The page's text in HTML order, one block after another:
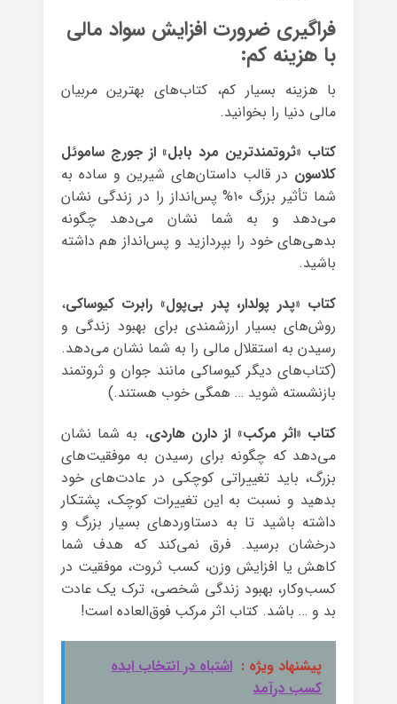
فراگیری ضرورت افزایش سواد مالی
با هزینه کم:
با هزینه بسیار کم، کتاب‌های بهترین مربیان
مالی دنیا را بخوانید.
کتاب «ثروتمندترین مرد بابل» از جورج ساموئل
کلاسون در قالب داستان‌های شیرین و ساده به
شما تأثیر بزرگ ۱۰% پس‌انداز را در زندگی نشان
می‌دهد و به شما نشان می‌دهد چگونه
بدهی‌های خود را بپردازید و پس‌انداز هم داشته
باشید.
کتاب «پدر پولدار، پدر بی‌پول» رابرت کیوساکی،
روش‌های بسیار ارزشمندی برای بهبود زندگی و
رسیدن به استقلال مالی را به شما نشان می‌دهد.
(کتاب‌های دیگر کیوساکی مانند جوان و ثروتمند
بازنشسته شوید … همگی خوب هستند.)
کتاب «اثر مرکب» از دارن هاردی، به شما نشان
می‌دهد که چگونه برای رسیدن به موفقیت‌های
بزرگ، باید تغییراتی کوچکی در عادت‌های خود
بدهید و نسبت به این تغییرات کوچک، پشتکار
داشته باشید تا به دستاوردهای بسیار بزرگ و
درخشان برسید. فرق نمی‌کند که هدف شما
کاهش یا افزایش وزن، کسب ثروت، موفقیت در
کسب‌وکار، بهبود زندگی شخصی، ترک یک عادت
بد و … باشد. کتاب اثر مرکب فوق‌العاده است!
پیشنهاد ویژه : اشتباه در انتخاب ایده
کسب درآمد